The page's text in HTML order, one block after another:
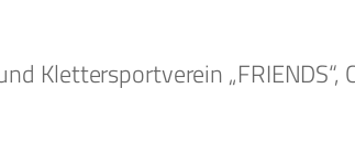
Office 365
Klettersportverein „FRIENDS“,